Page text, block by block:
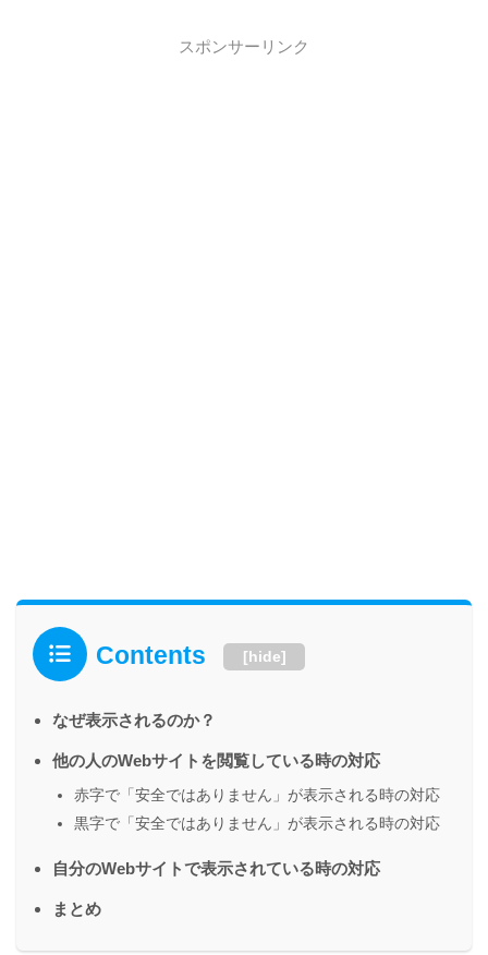
スポンサーリンク
Contents [hide]
なぜ表示されるのか？
他の人のWebサイトを閲覧している時の対応
赤字で「安全ではありません」が表示される時の対応
黒字で「安全ではありません」が表示される時の対応
自分のWebサイトで表示されている時の対応
まとめ